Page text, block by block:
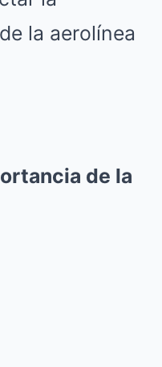
la aerolínea
de la